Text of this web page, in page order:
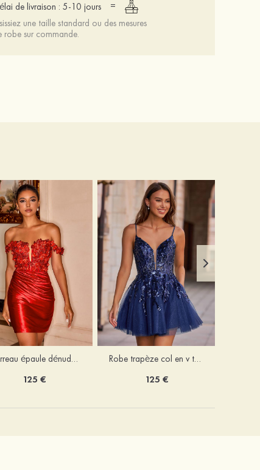
de livraison : 5-10 jours
=
une taille standard ou des mesures
robe sur commande.
Fourreau épaule dénudée soie comme du satin courte/mini robe de fête de la rentrée
125 €
Robe trapèze col en v tulle courte/mini robe de fête de la rentrée avec poches paillettes
125 €